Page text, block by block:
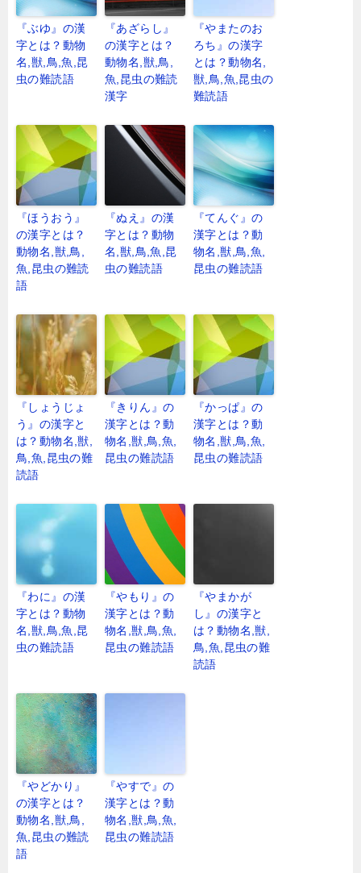
『ぶゆ』の漢
字とは？動物
名,獣,鳥,魚,昆
虫の難読語
『あざらし』
の漢字とは？
動物名,獣,鳥,
魚,昆虫の難読
漢字
『やまたのお
ろち』の漢字
とは？動物名,
獣,鳥,魚,昆虫の
難読語
『ほうおう』
の漢字とは？
動物名,獣,鳥,
魚,昆虫の難読
語
『ぬえ』の漢
字とは？動物
名,獣,鳥,魚,昆
虫の難読語
『てんぐ』の
漢字とは？動
物名,獣,鳥,魚,
昆虫の難読語
『しょうじょ
う』の漢字と
は？動物名,獣,
鳥,魚,昆虫の難
読語
『きりん』の
漢字とは？動
物名,獣,鳥,魚,
昆虫の難読語
『かっぱ』の
漢字とは？動
物名,獣,鳥,魚,
昆虫の難読語
『わに』の漢
字とは？動物
名,獣,鳥,魚,昆
虫の難読語
『やもり』の
漢字とは？動
物名,獣,鳥,魚,
昆虫の難読語
『やまかが
し』の漢字と
は？動物名,獣,
鳥,魚,昆虫の難
読語
『やどかり』
の漢字とは？
動物名,獣,鳥,
魚,昆虫の難読
語
『やすで』の
漢字とは？動
物名,獣,鳥,魚,
昆虫の難読語